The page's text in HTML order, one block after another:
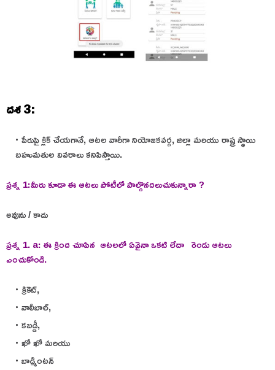
దశ 3:
పేరుపై క్లిక్ చేయగానే, ఆటల వారీగా నియోజకవర్గ, జిల్లా మరియు రాష్ట్ర స్థాయి
బహుమతుల వివరాలు కనిపిస్తాయి.
ప్రశ్న 1:మీరు కూడా ఈ ఆటలు పోటీలో పాల్గొనదలుచుకున్నారా ?
అవును / కాదు
ప్రశ్న 1. a: ఈ క్రింద చూపిన ఆటలలో ఏవైనా ఒకటి లేదా రెండు ఆటలు
ఎంచుకోండి.
క్రికెట్,
వాలీబాల్,
కబడ్డీ,
ఖో ఖో మరియు
బాడ్మింటన్